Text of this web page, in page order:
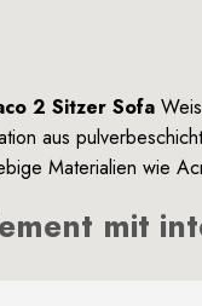
2 Sitzer Sofa
aus
Materialien wie
mit